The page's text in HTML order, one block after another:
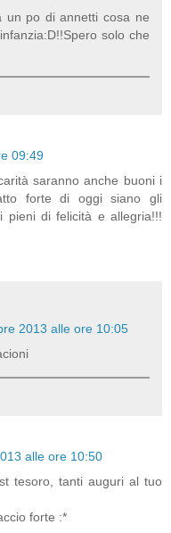
un po di annetti cosa ne
solo che
09:49
saranno anche buoni i
forte di oggi siano gli
pieni di felicità e allegria!!!
2013 alle ore 10:05
alle ore 10:50
tesoro, tanti auguri al tuo
forte :*